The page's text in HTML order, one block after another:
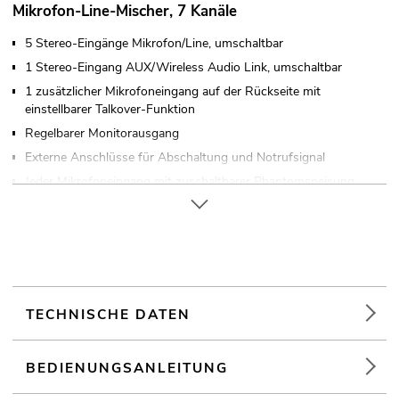
Mikrofon-Line-Mischer, 7 Kanäle
5 Stereo-Eingänge Mikrofon/Line, umschaltbar
1 Stereo-Eingang AUX/Wireless Audio Link, umschaltbar
1 zusätzlicher Mikrofoneingang auf der Rückseite mit
einstellbarer Talkover-Funktion
Regelbarer Monitorausgang
Externe Anschlüsse für Abschaltung und Notrufsignal
Jeder Mikrofoneingang mit zuschaltbarer Phantomspeisung
unter "Downloads" im Datenblatt
TECHNISCHE DATEN
BEDIENUNGSANLEITUNG